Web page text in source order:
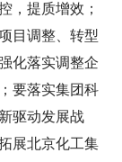
，提质增效；
目调整、转型
化落实调整企
要落实集团科
驱动发展战
展北京化工集